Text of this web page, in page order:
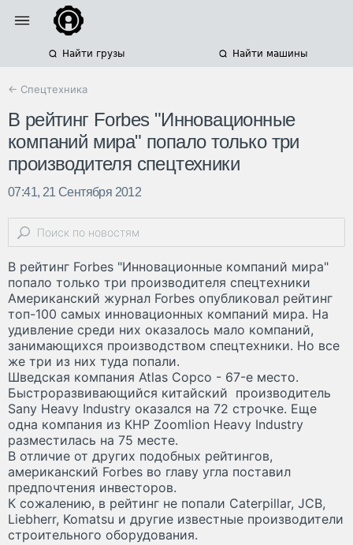
Найти грузы Найти машины
← Спецтехника
В рейтинг Forbes "Инновационные
компаний мира" попало только три
производителя спецтехники
07:41, 21 Сентября 2012
В рейтинг Forbes "Инновационные компаний мира"
попало только три производителя спецтехники
Американский журнал Forbes опубликовал рейтинг
топ-100 самых инновационных компаний мира. На
удивление среди них оказалось мало компаний,
занимающихся производством спецтехники. Но все
же три из них туда попали.
Шведская компания Atlas Copco - 67-е место.
Быстроразвивающийся китайский производитель
Sany Heavy Industry оказался на 72 строчке. Еще
одна компания из КНР Zoomlion Heavy Industry
разместилась на 75 месте.
В отличие от других подобных рейтингов,
американский Forbes во главу угла поставил
предпочтения инвесторов.
К сожалению, в рейтинг не попали Caterpillar, JCB,
Liebherr, Komatsu и другие известные производители
строительного оборудования.